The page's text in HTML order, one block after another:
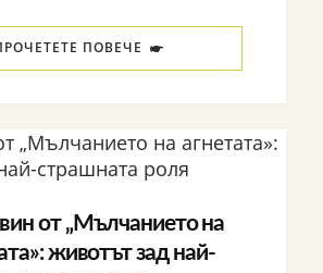
ПОВЕЧЕ
от „Мълчанието на
животът зад най-